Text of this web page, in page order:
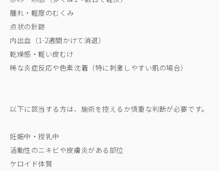
腫れ・軽度のむくみ
点状の針跡
内出血（1-2週間かけて消退）
乾燥感・軽い皮むけ
稀な炎症反応や色素沈着（特に刺激しやすい肌の場合）
以下に該当する方は、施術を控えるか慎重な判断が必要です。
妊娠中・授乳中
活動性のニキビや皮膚炎がある部位
ケロイド体質